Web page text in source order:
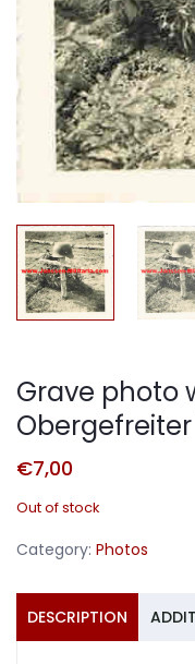
Grave photo
Obergefreiter
€7,00
Out of stock
Category: Photos
DESCRIPTION